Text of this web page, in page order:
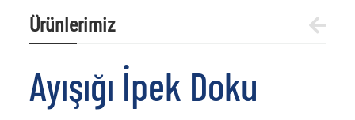
Ürünlerimiz
Ayışığı İpek Doku